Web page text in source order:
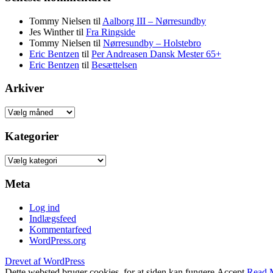
Tommy Nielsen til Aalborg III – Nørresundby
Jes Winthertil Fra Ringside
Tommy Nielsen til Nørresundby – Holstebro
Eric Bentzen til Per Andreasen Dansk Mester 65+
Eric Bentzen til Besættelsen
Arkiver
Arkiver
Kategorier
Kategorier
Meta
Log ind
Indlægsfeed
Kommentarfeed
WordPress.org
Drevet af WordPress